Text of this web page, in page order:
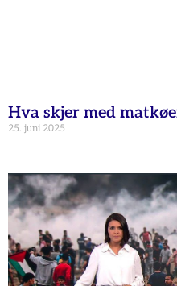
Hva skjer med
25. juni 2025